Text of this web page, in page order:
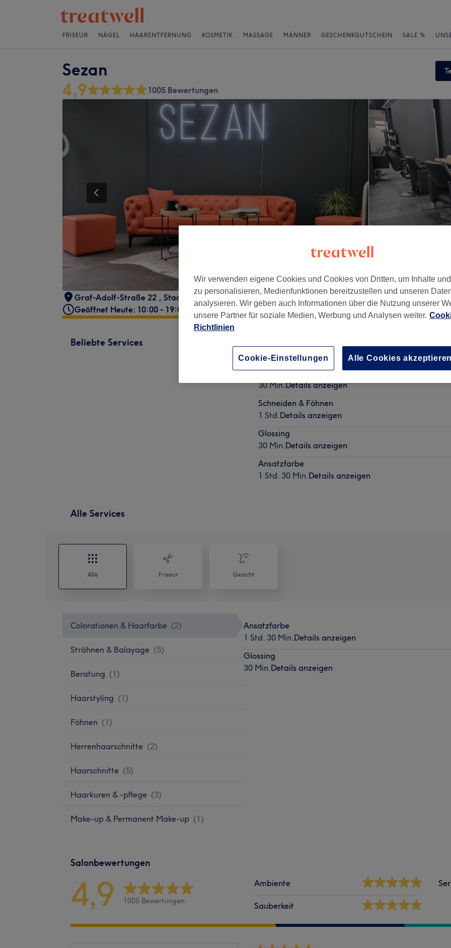
FRISEUR NÄGEL HAARENTFERNUNG KOSMETIK MASSAGE MÄNNER GESCHENKGUTSCHEIN SALE %
Sezan
4,9 1005 Bewertungen
Graf-Adolf-Straße 22 , Stadtmitte , Düsseldorf, 40212
Geöffnet Heute: 10:00 - 19:00
Beliebte Services
30 Min.Details anzeigen
Damenhaarschnitt
30 Min.Details anzeigen
Schneiden & Föhnen
1 Std.Details anzeigen
Glossing
30 Min.Details anzeigen
Ansatzfarbe
1 Std. 30 Min.Details anzeigen
Alle Services
Alle Friseur Gesicht
Colorationen & Haarfarbe (2)
Strähnen & Balayage (5)
Beratung (1)
Haarstyling (1)
Föhnen (1)
Herrenhaarschnitte (2)
Haarschnitte (5)
Haarkuren & -pflege (3)
Make-up & Permanent Make-up (1)
Ansatzfarbe
1 Std. 30 Min.Details anzeigen
Glossing
30 Min.Details anzeigen
Salonbewertungen
4,9 1005 Bewertungen
Ambiente
Sauberkeit
Wir verwenden eigene Cookies und Cookies von Dritten, um Inhalte
zu personalisieren, Medienfunktionen bereitzustellen und unseren
analysieren. Wir geben auch Informationen über die Nutzung unserer
unsere Partner für soziale Medien, Werbung und Analysen weiter.
Richtlinien
Cookie-Einstellungen Alle Cookies